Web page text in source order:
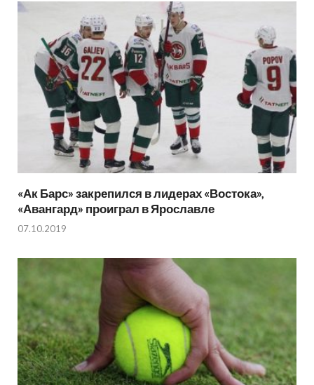
«Ак Барс» закрепился в лидерах «Востока»,
«Авангард» проиграл в Ярославле
07.10.2019